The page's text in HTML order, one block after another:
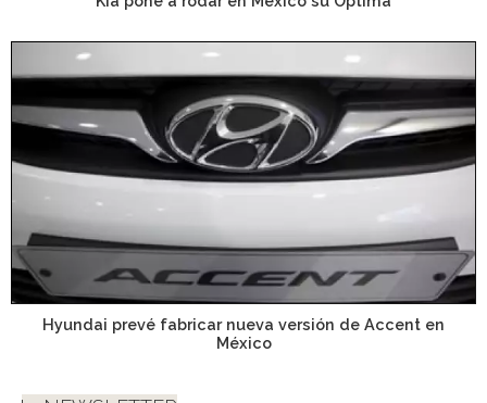
Hyundai prevé fabricar nueva versión de Accent en
México